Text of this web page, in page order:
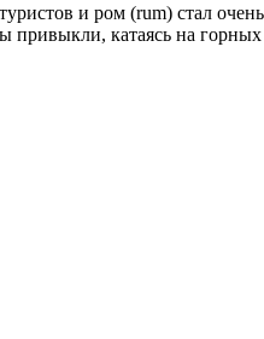
и ром (rum) стал
катаясь на горных